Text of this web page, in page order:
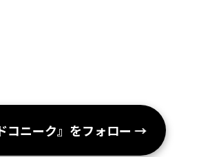
コニーク』をフォロー →